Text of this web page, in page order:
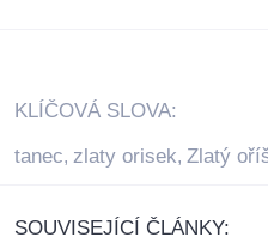
KLÍČOVÁ SLOVA:
tanec, zlaty orisek, Zlatý
SOUVISEJÍCÍ ČLÁNKY: